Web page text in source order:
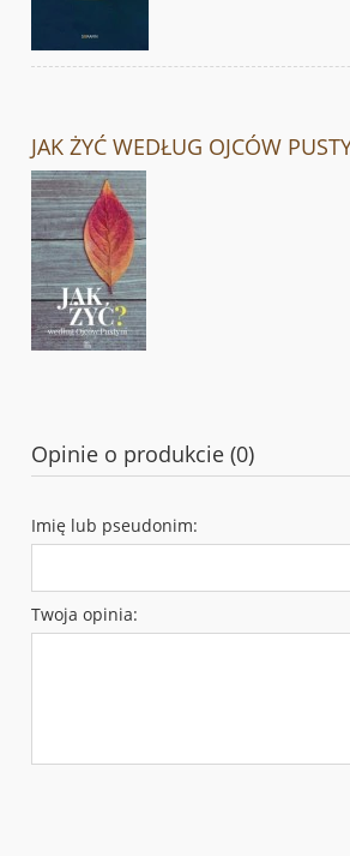
JAK ŻYĆ WEDŁUG OJCÓW
Opinie o produkcie (0)
Imię lub pseudonim:
Twoja opinia: